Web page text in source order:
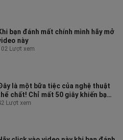
bạn đánh mất chính mình hãy mở
này
Lượt xem
là một bữa tiệc của nghệ thuật
chất! Chỉ mất 50 giây khiến bạn
cực khoái
Lượt xem